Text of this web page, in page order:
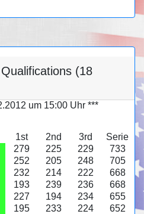
(18
um 15:00 Uhr ***
1st 2nd 3rd
Serie
279 225 229
733
252 205 248
705
232 214 222
668
193 239 236
668
227 194 234
655
195 233 224
652